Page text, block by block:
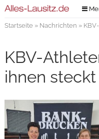
Verlag
Kontakt
Impressum
Startseite» Nachrichten »
KBV-
ihnen steckt